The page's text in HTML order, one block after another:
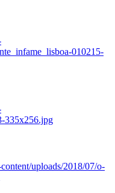
010215-
335x256.jpg
uploads/2018/07/o-